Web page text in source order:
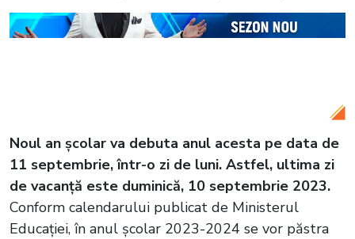
Noul an școlar va debuta anul acesta pe data de
11 septembrie, într-o zi de luni. Astfel, ultima zi
de vacanță este duminică, 10 septembrie 2023.
Conform calendarului publicat de Ministerul
Educației, în anul școlar 2023-2024 se vor păstra